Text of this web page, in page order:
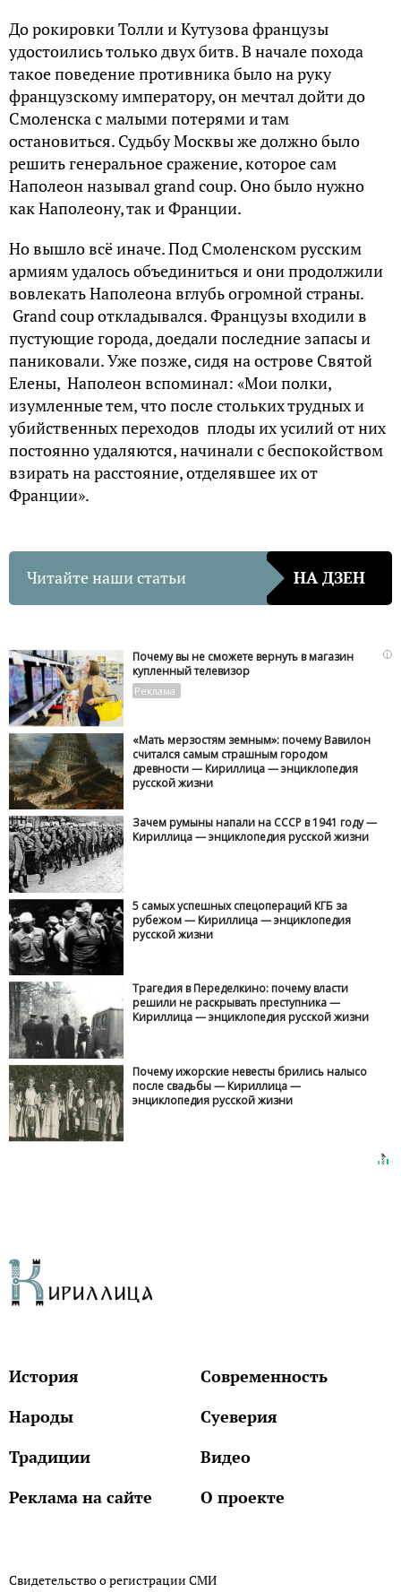
До рокировки Толли и Кутузова французы
удостоились только двух битв. В начале похода
такое поведение противника было на руку
французскому императору, он мечтал дойти до
Смоленска с малыми потерями и там
остановиться. Судьбу Москвы же должно было
решить генеральное сражение, которое сам
Наполеон называл grand coup. Оно было нужно
как Наполеону, так и Франции.
Но вышло всё иначе. Под Смоленском русским
армиям удалось объединиться и они продолжили
вовлекать Наполеона вглубь огромной страны.
Grand coup откладывался. Французы входили в
пустующие города, доедали последние запасы и
паниковали. Уже позже, сидя на острове Святой
Елены, Наполеон вспоминал: «Мои полки,
изумленные тем, что после стольких трудных и
убийственных переходов плоды их усилий от них
постоянно удаляются, начинали с беспокойством
взирать на расстояние, отделявшее их от
Франции».
Читайте наши статьи НА ДЗЕН
i
Почему вы не сможете вернуть в магазин
купленный телевизор
«Мать мерзостям земным»: почему Вавилон
считался самым страшным городом
древности — Кириллица — энциклопедия
русской жизни
Зачем румыны напали на СССР в 1941 году —
Кириллица — энциклопедия русской жизни
5 самых успешных спецопераций КГБ за
рубежом — Кириллица — энциклопедия
русской жизни
Трагедия в Переделкино: почему власти
решили не раскрывать преступника —
Кириллица — энциклопедия русской жизни
Почему ижорские невесты брились налысо
после свадьбы — Кириллица —
энциклопедия русской жизни
История
Современность
Народы
Суеверия
Традиции
Видео
Реклама на сайте
О проекте
Свидетельство о регистрации СМИ